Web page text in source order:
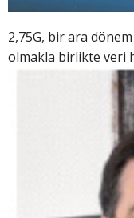
2,75G, bir ara
olmakla birlikte veri